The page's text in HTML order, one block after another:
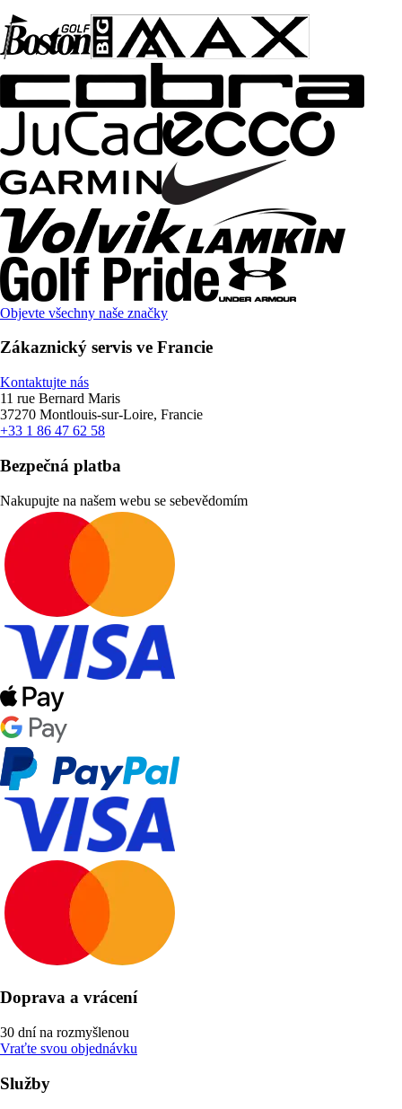
Objevte všechny naše značky
Zákaznický servis ve Francie
Kontaktujte nás
11 rue Bernard Maris
37270 Montlouis-sur-Loire, Francie
+33 1 86 47 62 58
Bezpečná platba
Nakupujte na našem webu se sebevědomím
Doprava a vrácení
30 dní na rozmyšlenou
Vraťte svou objednávku
Služby